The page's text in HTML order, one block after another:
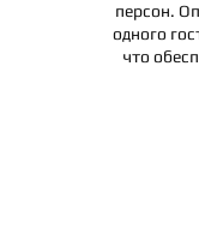
персон.
одного
что